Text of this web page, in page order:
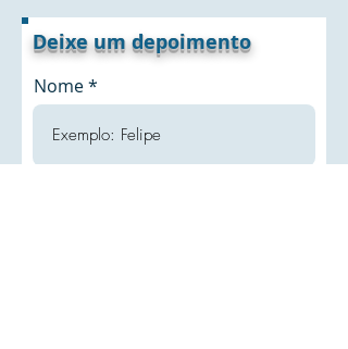
Deixe um depoimento
Nome